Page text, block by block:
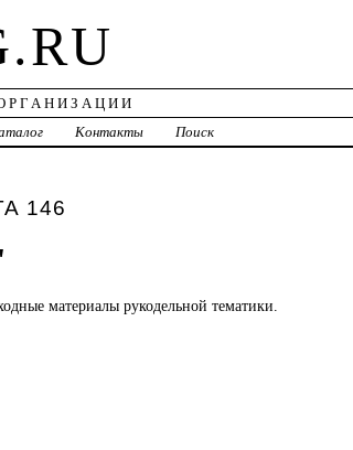
Контакты Поиск
146
материалы рукодельной тематики.